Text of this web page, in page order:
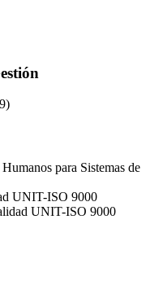
para Sistemas de
UNIT-ISO 9000
UNIT-ISO 9000